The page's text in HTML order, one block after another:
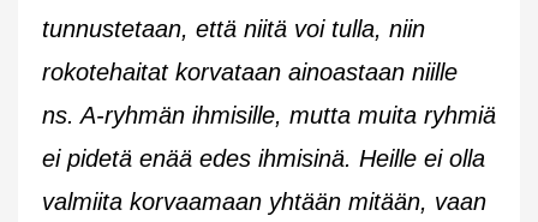
tunnustetaan, että niitä voi tulla, niin
rokotehaitat korvataan ainoastaan niille
ns. A-ryhmän ihmisille, mutta muita ryhmiä
ei pidetä enää edes ihmisinä. Heille ei olla
valmiita korvaamaan yhtään mitään, vaan